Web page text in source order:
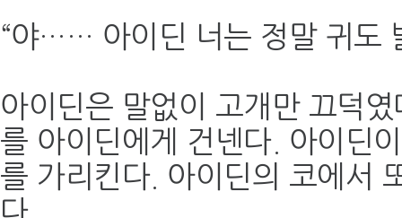
“야…… 아이딘 너는 정말 귀도
아이딘은 말없이 고개만 끄덕
를 아이딘에게 건넨다. 아이딘
를 가리킨다. 아이딘의 코에서
다.